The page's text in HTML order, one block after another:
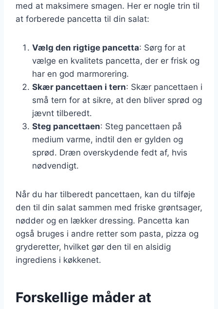
med at maksimere smagen. Her er nogle trin til
at forberede pancetta til din salat:
Vælg den rigtige pancetta: Sørg for at
vælge en kvalitets pancetta, der er frisk og
har en god marmorering.
Skær pancettaen i tern: Skær pancettaen i
små tern for at sikre, at den bliver sprød og
jævnt tilberedt.
Steg pancettaen: Steg pancettaen på
medium varme, indtil den er gylden og
sprød. Dræn overskydende fedt af, hvis
nødvendigt.
Når du har tilberedt pancettaen, kan du tilføje
den til din salat sammen med friske grøntsager,
nødder og en lækker dressing. Pancetta kan
også bruges i andre retter som pasta, pizza og
gryderetter, hvilket gør den til en alsidig
ingrediens i køkkenet.
Forskellige måder at